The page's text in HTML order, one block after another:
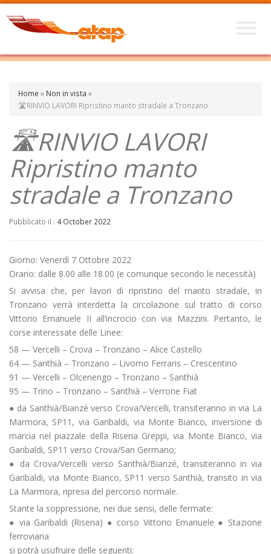
Home » Non in vista »
🛣️RINVIO LAVORI Ripristino manto stradale a Tronzano
🛣️RINVIO LAVORI
Ripristino manto
stradale a Tronzano
Pubblicato il : 4 October 2022
Giorno: Venerdì 7 Ottobre 2022
Orario: dalle 8.00 alle 18.00 (e comunque secondo le necessità)
Si avvisa che, per lavori di ripristino del manto stradale, in
Tronzano verrà interdetta la circolazione sul tratto di corso
Vittorio Emanuele II all’incrocio con via Mazzini. Pertanto, le
corse interessate delle Linee:
58 — Vercelli – Crova – Tronzano – Alice Castello
64 — Santhià – Tronzano – Livorno Ferraris – Crescentino
91 — Vercelli – Olcenengo – Tronzano – Santhià
95 — Trino – Tronzano – Santhià – Verrone Fiat
● da Santhià/Bianzé verso Crova/Vercelli, transiteranno in via La
Marmora, SP11, via Garibaldi, via Monte Bianco, inversione di
marcia nel piazzale della Riseria Greppi, via Monte Bianco, via
Garibaldi, SP11 verso Crova/San Germano;
● da Crova/Vercelli verso Santhià/Bianzé, transiteranno in via
Garibaldi, via Monte Bianco, SP11 verso Santhià, transito in via
La Marmora, ripresa del percorso normale.
Stante la soppressione, nei due sensi, delle fermate:
● via Garibaldi (Riseria) ● corso Vittorio Emanuele ● Stazione
ferroviaria
si potrà usufruire delle seguenti: